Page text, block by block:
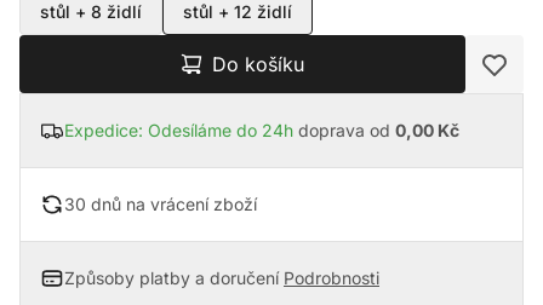
stůl + 8 židlí stůl + 12 židlí
Do košíku
Expedice: Odesíláme do 24h doprava od 0,00 Kč
30 dnů na vrácení zboží
Způsoby platby a doručení Podrobnosti